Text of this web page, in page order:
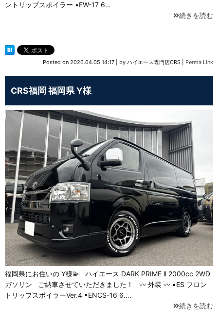
ントリップスポイラー ▪EW-17 6…
続きを読む
Posted on 2026.04.05 14:17 by ハイエース専門店CRS Perma Link
CRS福岡 福岡県 Y様
福岡県にお住いの Y様💫 ハイエース DARK PRIME ll 2000cc 2WD
ガソリン ご納車させていただきました！ 〰 外装 〰 ▪ES フロン
トリップスポイラーVer.4 ▪ENCS-16 6….
続きを読む